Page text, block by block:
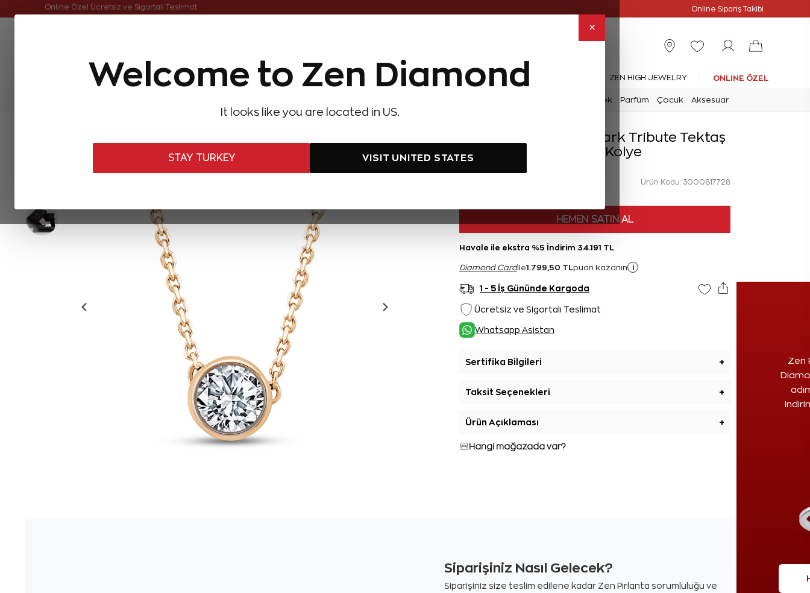
×
Welcome to Zen Diamond
It looks like you are located in US.
STAY TURKEY VISIT UNITED STATES
Online Özel Ücretsiz ve Sigortalı Teslimat Online Sipariş Takibi
Aynı Gün Kargo Çok Satanlar Hediye Önerileri Evlilik Teklifi Setler Özel Koleksiyonlar ZEN HIGH JEWELRY ONLINE ÖZEL
Erkek Parfüm Çocuk Aksesuar
0,18 Karat Forevermark Tribute Tektaş
Pırlanta Kolye
Ürün Kodu: 3000817728
HEMEN SATIN AL
Havale ile ekstra %5 İndirim 34.191 TL
Diamond Cardile1.799,50 TL puan kazanın i
Zen
1 - 5 İş Gününde Kargoda
Ücretsiz ve Sigortalı Teslimat
Whatsapp Asistan
Sertifika Bilgileri +
Taksit Seçenekleri +
Ürün Açıklaması +
Hangi mağazada var?
Siparişiniz Nasıl Gelecek?
Siparişiniz size teslim edilene kadar Zen Pırlanta sorumluluğu ve